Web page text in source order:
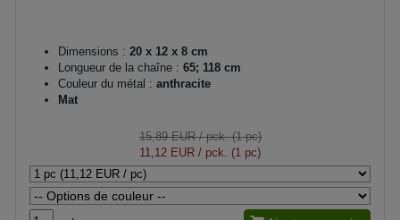
Dimensions : 20 x 12 x 8 cm
Longueur de la chaîne : 65; 118 cm
Couleur du métal : anthracite
Mat
15,89 EUR/ pck. (1 pc)
11,12 EUR / pck. (1 pc)